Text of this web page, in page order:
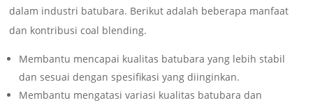
dalam industri batubara. Berikut adalah beberapa manfaat
dan kontribusi coal blending.
Membantu mencapai kualitas batubara yang lebih stabil
dan sesuai dengan spesifikasi yang diinginkan.
Membantu mengatasi variasi kualitas batubara dan